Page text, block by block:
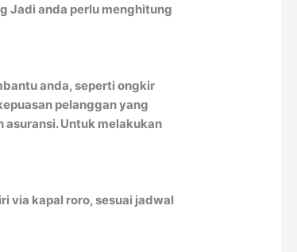
Jadi anda perlu menghitung
anda, seperti ongkir
pelanggan yang
Untuk melakukan
via kapal roro, sesuai jadwal